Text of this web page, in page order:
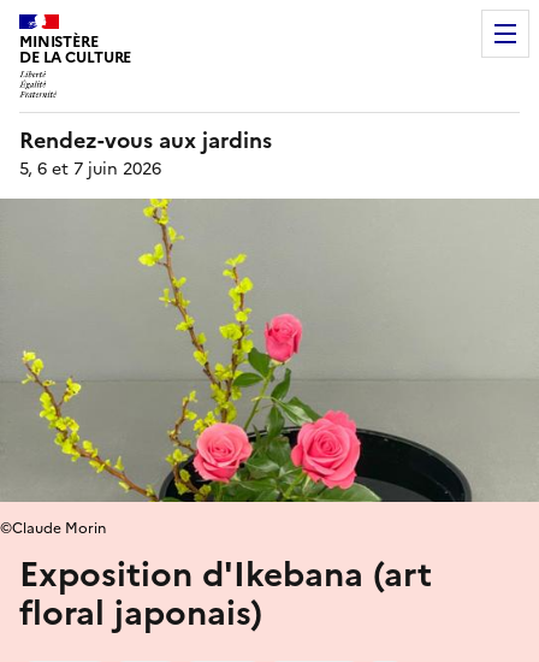
MINISTÈRE
DE LA CULTURE
Rendez-vous aux jardins
5, 6 et 7 juin 2026
Exposition d'Ikebana (art
floral japonais)
©Claude Morin